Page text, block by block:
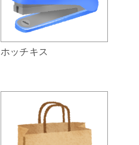
ホッチキス